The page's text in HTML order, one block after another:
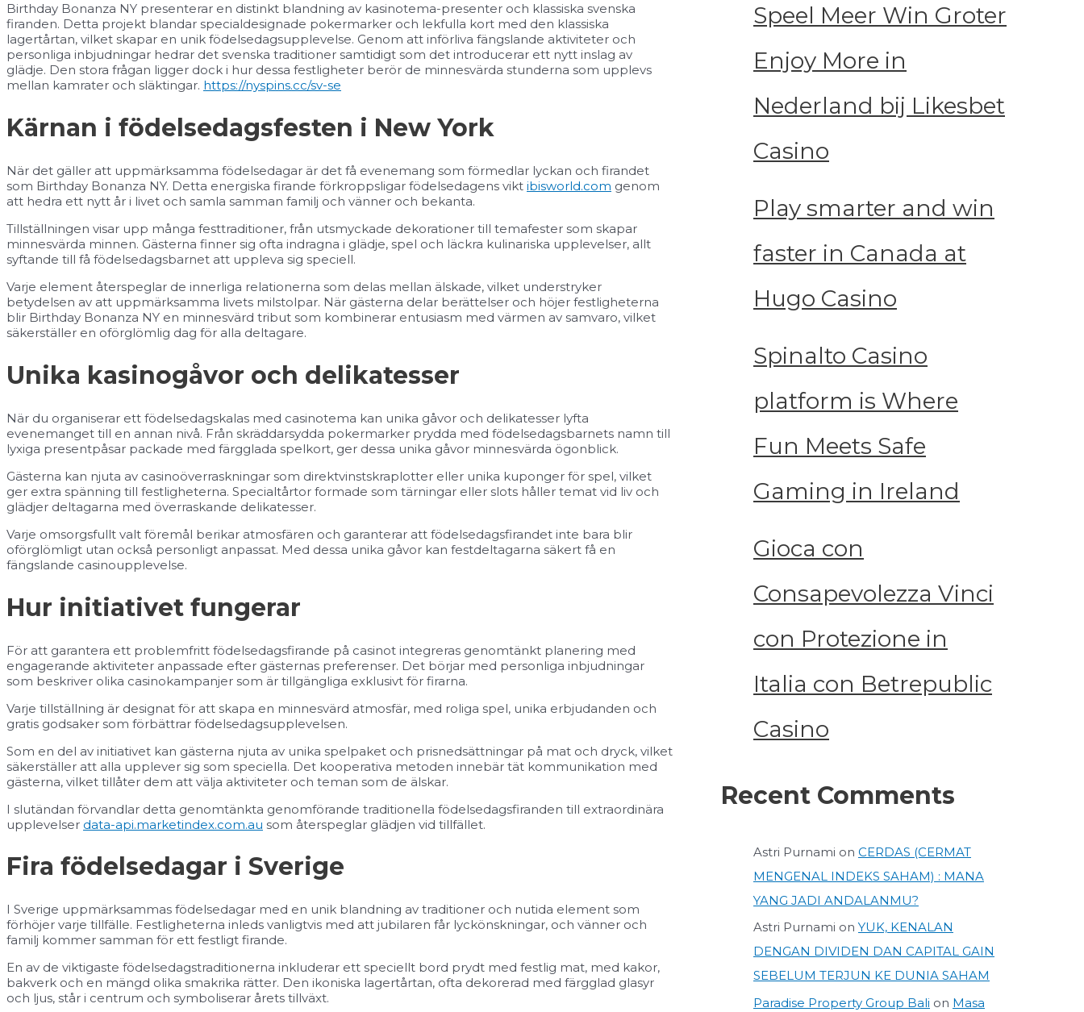
Birthday Bonanza NY presenterar en distinkt blandning av kasinotema-presenter och klassiska svenska
firanden. Detta projekt blandar specialdesignade pokermarker och lekfulla kort med den klassiska
lagertårtan, vilket skapar en unik födelsedagsupplevelse. Genom att införliva fängslande aktiviteter och
personliga inbjudningar hedrar det svenska traditioner samtidigt som det introducerar ett nytt inslag av
glädje. Den stora frågan ligger dock i hur dessa festligheter berör de minnesvärda stunderna som upplevs
mellan kamrater och släktingar. https://nyspins.cc/sv-se
Kärnan i födelsedagsfesten i New York
När det gäller att uppmärksamma födelsedagar är det få evenemang som förmedlar lyckan och firandet
som Birthday Bonanza NY. Detta energiska firande förkroppsligar födelsedagens vikt ibisworld.com genom
att hedra ett nytt år i livet och samla samman familj och vänner och bekanta.
Tillställningen visar upp många festtraditioner, från utsmyckade dekorationer till temafester som skapar
minnesvärda minnen. Gästerna finner sig ofta indragna i glädje, spel och läckra kulinariska upplevelser, allt
syftande till få födelsedagsbarnet att uppleva sig speciell.
Varje element återspeglar de innerliga relationerna som delas mellan älskade, vilket understryker
betydelsen av att uppmärksamma livets milstolpar. När gästerna delar berättelser och höjer festligheterna
blir Birthday Bonanza NY en minnesvärd tribut som kombinerar entusiasm med värmen av samvaro, vilket
säkerställer en oförglömlig dag för alla deltagare.
Unika kasinogåvor och delikatesser
När du organiserar ett födelsedagskalas med casinotema kan unika gåvor och delikatesser lyfta
evenemanget till en annan nivå. Från skräddarsydda pokermarker prydda med födelsedagsbarnets namn till
lyxiga presentpåsar packade med färgglada spelkort, ger dessa unika gåvor minnesvärda ögonblick.
Gästerna kan njuta av casinoöverraskningar som direktvinstskraplotter eller unika kuponger för spel, vilket
ger extra spänning till festligheterna. Specialtårtor formade som tärningar eller slots håller temat vid liv och
glädjer deltagarna med överraskande delikatesser.
Varje omsorgsfullt valt föremål berikar atmosfären och garanterar att födelsedagsfirandet inte bara blir
oförglömligt utan också personligt anpassat. Med dessa unika gåvor kan festdeltagarna säkert få en
fängslande casinoupplevelse.
Hur initiativet fungerar
För att garantera ett problemfritt födelsedagsfirande på casinot integreras genomtänkt planering med
engagerande aktiviteter anpassade efter gästernas preferenser. Det börjar med personliga inbjudningar
som beskriver olika casinokampanjer som är tillgängliga exklusivt för firarna.
Varje tillställning är designat för att skapa en minnesvärd atmosfär, med roliga spel, unika erbjudanden och
gratis godsaker som förbättrar födelsedagsupplevelsen.
Som en del av initiativet kan gästerna njuta av unika spelpaket och prisnedsättningar på mat och dryck, vilket
säkerställer att alla upplever sig som speciella. Det kooperativa metoden innebär tät kommunikation med
gästerna, vilket tillåter dem att välja aktiviteter och teman som de älskar.
I slutändan förvandlar detta genomtänkta genomförande traditionella födelsedagsfiranden till extraordinära
upplevelser data-api.marketindex.com.au som återspeglar glädjen vid tillfället.
Fira födelsedagar i Sverige
I Sverige uppmärksammas födelsedagar med en unik blandning av traditioner och nutida element som
förhöjer varje tillfälle. Festligheterna inleds vanligtvis med att jubilaren får lyckönskningar, och vänner och
familj kommer samman för ett festligt firande.
En av de viktigaste födelsedagstraditionerna inkluderar ett speciellt bord prydt med festlig mat, med kakor,
bakverk och en mängd olika smakrika rätter. Den ikoniska lagertårtan, ofta dekorerad med färgglad glasyr
och ljus, står i centrum och symboliserar årets tillväxt.
Speel Meer Win Groter
Enjoy More in
Nederland bij Likesbet
Casino
Play smarter and win
faster in Canada at
Hugo Casino
Spinalto Casino
platform is Where
Fun Meets Safe
Gaming in Ireland
Gioca con
Consapevolezza Vinci
con Protezione in
Italia con Betrepublic
Casino
Recent Comments
Astri Purnami on CERDAS (CERMAT
MENGENAL INDEKS SAHAM) : MANA
YANG JADI ANDALANMU?
Astri Purnami on YUK, KENALAN
DENGAN DIVIDEN DAN CAPITAL GAIN
SEBELUM TERJUN KE DUNIA SAHAM
Paradise Property Group Bali on Masa